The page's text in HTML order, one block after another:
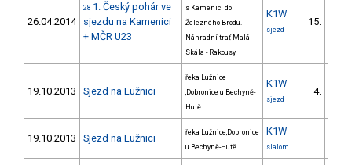
26.04.2014
28 1. Český pohár ve
sjezdu na Kamenici
+ MČR U23
s Kamenicí do
Železného Brodu.
Náhradní trať Malá
Skála - Rakousy
K1W
sjezd
15.
19.10.2013 Sjezd na Lužnici
řeka Lužnice
,Dobronice u Bechyně-
Hutě
K1W
sjezd
4.
19.10.2013 Sjezd na Lužnici
řeka Lužnice,Dobronice
u Bechyně-Hutě
K1W
slalom